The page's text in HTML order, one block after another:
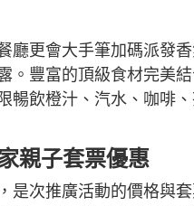
廳更會大手筆加碼派發
。豐富的頂級食材完美
暢飲橙汁、汽水、咖啡
親子套票優惠
是次推廣活動的價格與